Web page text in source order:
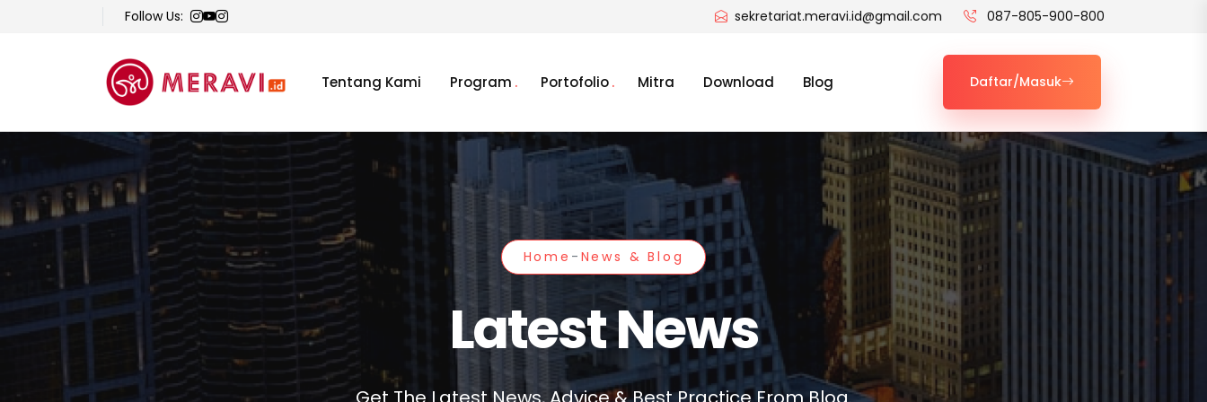
Follow Us: sekretariat.meravi.id@gmail.com 087-805-900-800
Tentang Kami Program Portofolio Mitra Download Blog Daftar/Masuk
Home - News & Blog
Latest News